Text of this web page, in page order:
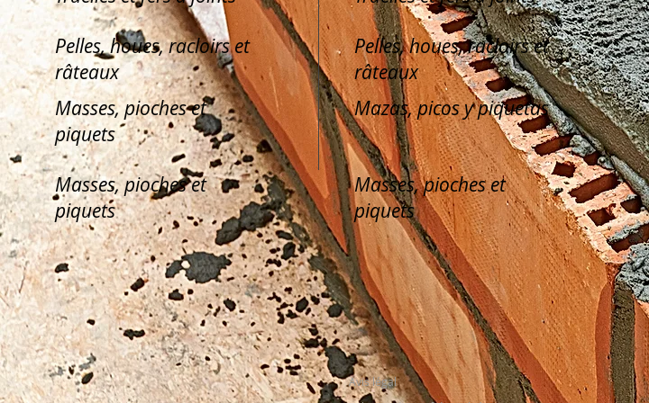
Pelles, houes, racloirs et
râteaux
Pelles, houes, racloirs et
râteaux
Masses, pioches et
piquets
Mazas, picos y piquetas
Masses, pioches et
piquets
Masses, pioches et
piquets
Avis légal